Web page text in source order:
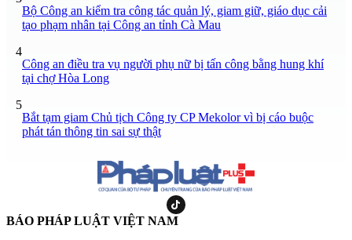
Bộ Công an kiểm tra công tác quản lý, giam giữ, giáo dục cải
tạo phạm nhân tại Công an tỉnh Cà Mau
4
Công an điều tra vụ người phụ nữ bị tấn công bằng hung khí
tại chợ Hòa Long
5
Bắt tạm giam Chủ tịch Công ty CP Mekolor vì bị cáo buộc
phát tán thông tin sai sự thật
BÁO PHÁP LUẬT VIỆT NAM